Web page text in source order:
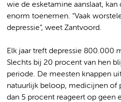
wie de esketamine aanslaat,
enorm toenemen. “Vaak
depressie”, weet Zantvoord.
Elk jaar treft depressie 800.000
Slechts bij 20 procent van hen
periode. De meesten knappen
natuurlijk beloop, medicijnen of
dan 5 procent reageert op geen